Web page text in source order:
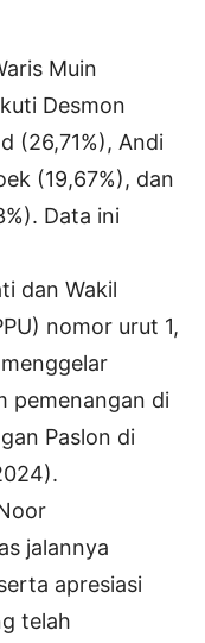
Muin
Desmon
(26,71%), Andi
(19,67%), dan
Data ini
dan Wakil
nomor urut 1,
pemenangan di
Paslon di
jalannya
apresiasi
telah